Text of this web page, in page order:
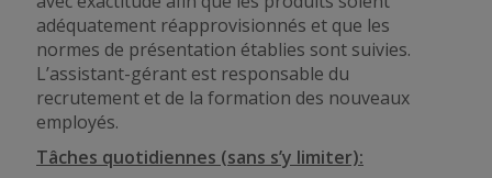
adéquatement réapprovisionnés et que les
normes de présentation établies sont suivies.
L’assistant-gérant est responsable du
recrutement et de la formation des nouveaux
employés.
Tâches quotidiennes (sans s’y limiter):